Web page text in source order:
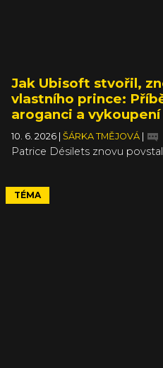
Jak Ubisoft stvořil,
vlastního prince:
aroganci a vykoupení
10. 6. 2026 ŠÁRKA TMĚJOVÁ
Patrice Désilets znovu povstal
TÉMA